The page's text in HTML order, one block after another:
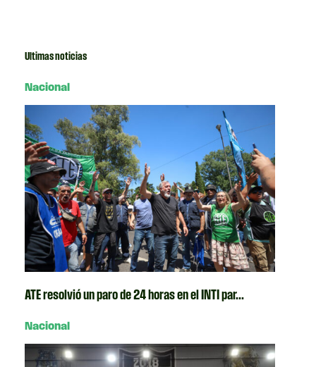
Ultimas noticias
Nacional
ATE resolvió un paro de 24 horas en el INTI par...
Nacional